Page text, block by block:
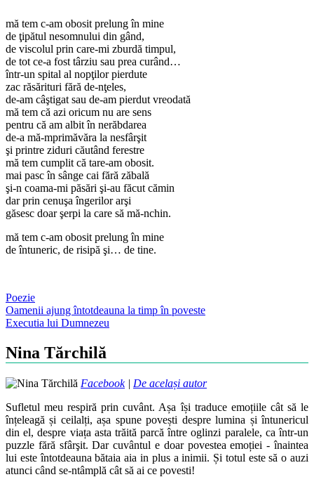
mă tem c-am obosit prelung în mine
de ţipătul nesomnului din gând,
de viscolul prin care-mi zburdă timpul,
de tot ce-a fost târziu sau prea curând…
într-un spital al nopţilor pierdute
zac răsărituri fără de-nţeles,
de-am câştigat sau de-am pierdut vreodată
mă tem că azi oricum nu are sens
pentru că am albit în nerăbdarea
de-a mă-mprimăvăra la nesfârşit
şi printre ziduri căutând ferestre
mă tem cumplit că tare-am obosit.
mai pasc în sânge cai fără zăbală
şi-n coama-mi păsări şi-au făcut cămin
dar prin cenuşa îngerilor arşi
găsesc doar şerpi la care să mă-nchin.
mă tem c-am obosit prelung în mine
de întuneric, de risipă şi… de tine.
Poezie
Post
navigation
Oamenii ajung întotdeauna la timp în poveste
Executia lui Dumnezeu
Nina Tărchilă
Facebook| De același autor
Sufletul meu respiră prin cuvânt. Așa își traduce emoțiile cât să le
înțeleagă și ceilalți, așa spune povești despre lumina și întunericul
din el, despre viața asta trăită parcă între oglinzi paralele, ca într-un
puzzle fără sfârşit. Dar cuvântul e doar povestea emoției - înaintea
lui este întotdeauna bătaia aia in plus a inimii. Și totul este să o auzi
atunci când se-ntâmplă cât să ai ce povesti!